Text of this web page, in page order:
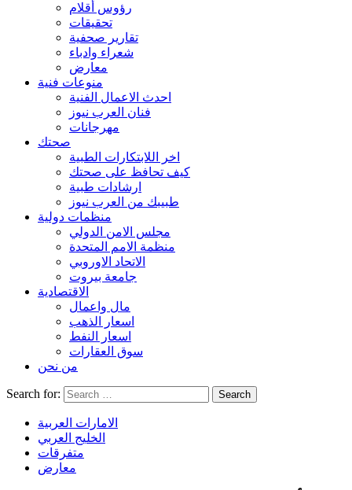
رؤوس أقلام
تحقيقات
تقارير صحفية
شعراء وادباء
معارض
منوعات فنية
احدث الاعمال الفنية
فنان العرب نيوز
مهرجانات
صحتك
اخر اللابتكارات الطبية
كيف تحافظ على صحتك
ارشادات طبية
طبيبك من العرب نيوز
منظمات دولية
مجلس الامن الدولي
منظمة الامم المتحدة
الاتحاد الاوروبي
جامعة بيروت
الاقتصادية
مال واعمال
اسعار الذهب
اسعار النفط
سوق العقارات
من نحن
Search for:
الامارات العربية
الخليج العربي
متفرقات
معارض